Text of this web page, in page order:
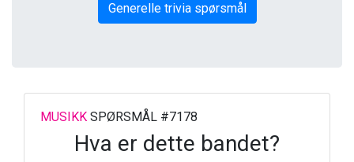
Generelle trivia spørsmål
MUSIKK SPØRSMÅL #7178
Hva er dette bandet?